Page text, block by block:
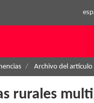
Archivo del artículo
rurales